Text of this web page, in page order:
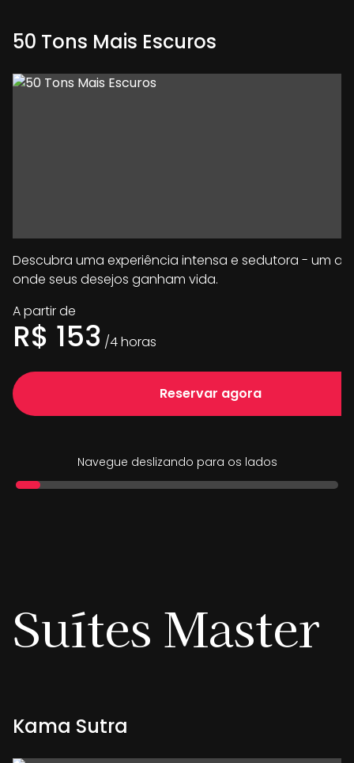
50 Tons Mais Escuros
Descubra uma experiência intensa e sedutora - um
onde seus desejos ganham vida.
A partir de
R$ 153 /4horas
Reservar agora
Navegue deslizando para os lados
Suítes Master
Kama Sutra